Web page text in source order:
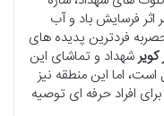
فرسایش باد و آب
فردترین پدیده های
شهداد و تماشای این
اما این منطقه نیز
افراد حرفه ای توصیه